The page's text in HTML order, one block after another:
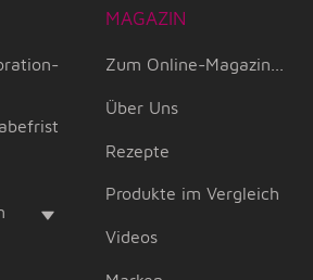
MAGAZIN
Zum Online-Magazin...
Über Uns
Rezepte
Produkte im Vergleich
Videos